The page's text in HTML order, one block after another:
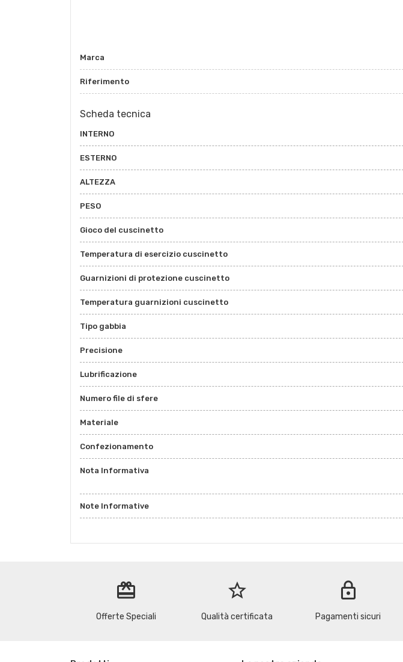
Marca
Riferimento
Scheda tecnica
INTERNO
ESTERNO
ALTEZZA
PESO
Gioco del cuscinetto
Temperatura di esercizio cuscinetto
Guarnizioni di protezione cuscinetto
Temperatura guarnizioni cuscinetto
Tipo gabbia
Precisione
Lubrificazione
Numero file di sfere
Materiale
Confezionamento
Nota Informativa
Note Informative
redeem
Offerte Speciali
star_border
Qualità certificata
lock
Pagamenti sicuri